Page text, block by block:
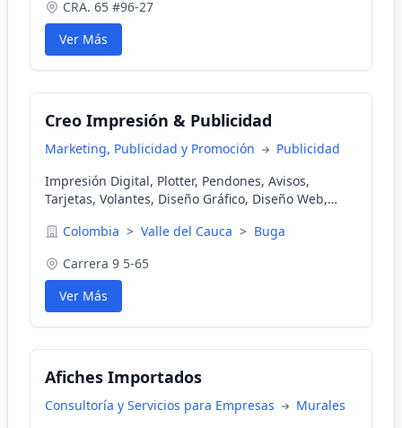
CRA. 65 #96-27
Ver Más
Creo Impresión & Publicidad
Marketing, Publicidad y Promoción
Publicidad
Impresión Digital, Plotter, Pendones, Avisos,
Tarjetas, Volantes, Diseño Gráfico, Diseño Web,
Videos, Servicio de Video y Fotografía Aérea en
Colombia > Valle del Cauca > Buga
Carrera 9 5-65
Ver Más
Afiches Importados
Consultoría y Servicios para Empresas
Murales